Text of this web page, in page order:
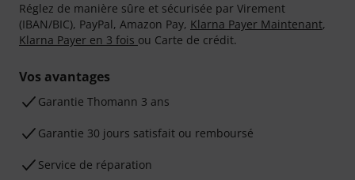
Réglez de manière sûre et sécurisée par Virement
(IBAN/BIC), PayPal, Amazon Pay, Klarna Payer Maintenant,
Klarna Payer en 3 fois ou Carte de crédit.
Vos avantages
Ga­ran­tie Thomann 3 ans
Garantie 30 jours satisfait ou remboursé
Service de réparation